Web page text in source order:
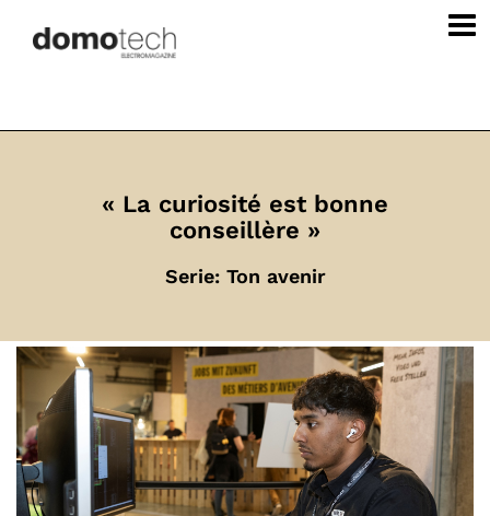
« La curiosité est bonne
conseillère »
Serie: Ton avenir